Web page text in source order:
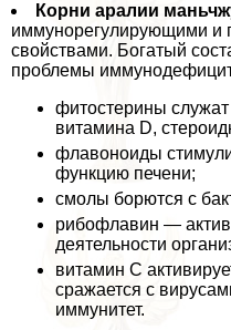
Корни аралии
иммунорегулирующими и
свойствами. Богатый
проблемы
фитостерины
витамина D,
флавоноиды
функцию печени;
смолы борются с
рибофлавин —
деятельности
витамин С
сражается с
иммунитет.